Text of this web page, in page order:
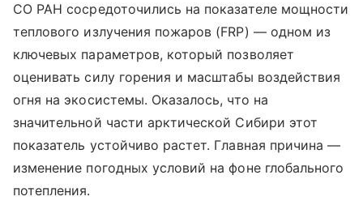
СО РАН сосредоточились на показателе мощности
теплового излучения пожаров (FRP) — одном из
ключевых параметров, который позволяет
оценивать силу горения и масштабы воздействия
огня на экосистемы. Оказалось, что на
значительной части арктической Сибири этот
показатель устойчиво растет. Главная причина —
изменение погодных условий на фоне глобального
потепления.